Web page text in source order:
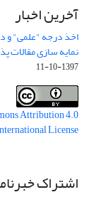
آخرین اخبار
اخذ درجه "علمی" و
نمایه سازی مقالات
1397-10-11
Attribution 4.0
License
اشتراک